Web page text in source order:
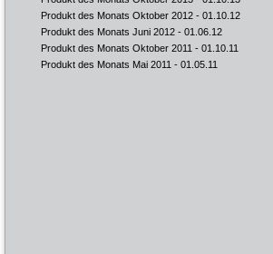
Produkt des Monats Oktober 2012 - 01.10.12
Produkt des Monats Juni 2012 - 01.06.12
Produkt des Monats Oktober 2011 - 01.10.11
Produkt des Monats Mai 2011 - 01.05.11